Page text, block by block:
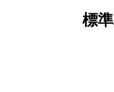
標